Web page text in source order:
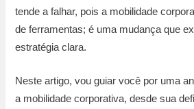
tende a falhar, pois a mobilidade
de ferramentas; é uma mudança que
estratégia clara.
Neste artigo, vou guiar você por uma
a mobilidade corporativa, desde sua